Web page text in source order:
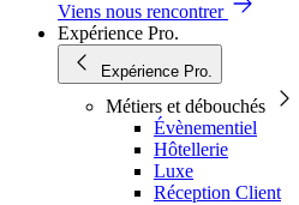
Viens nous rencontrer
Expérience Pro.
Expérience Pro.
Métiers et débouchés
Évènementiel
Hôtellerie
Luxe
Réception Client